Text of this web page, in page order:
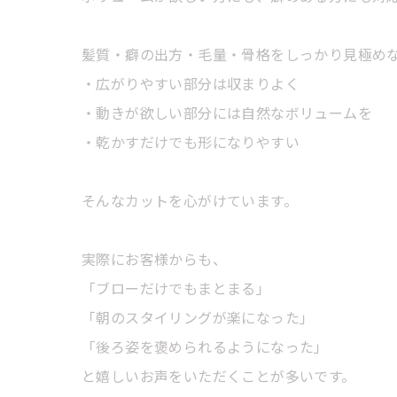
髪質・癖の出方・毛量・骨格をしっかり見極め
・広がりやすい部分は収まりよく
・動きが欲しい部分には自然なボリュームを
・乾かすだけでも形になりやすい
そんなカットを心がけています。
実際にお客様からも、
「ブローだけでもまとまる」
「朝のスタイリングが楽になった」
「後ろ姿を褒められるようになった」
と嬉しいお声をいただくことが多いです。